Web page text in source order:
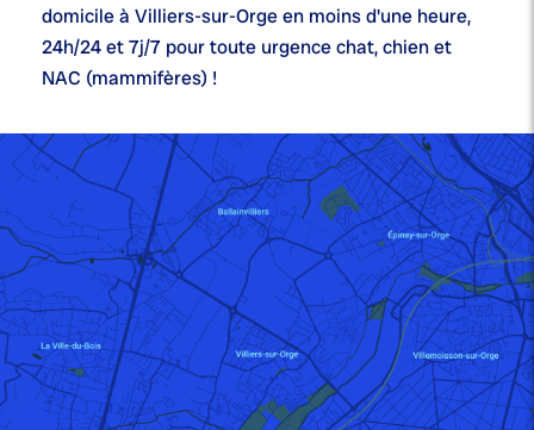
domicile à Villiers-sur-Orge en moins d'une heure,
24h/24 et 7j/7 pour toute urgence chat, chien et
NAC (mammifères) !